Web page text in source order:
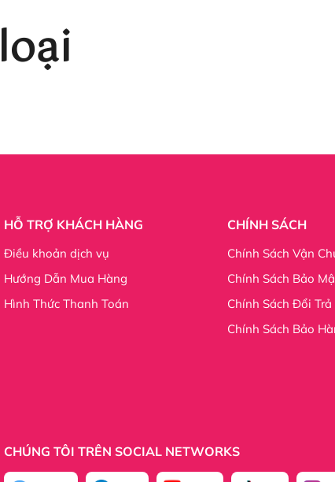
HỖ TRỢ KHÁCH HÀNG
Điều khoản dịch vụ
Hướng Dẫn Mua Hàng
Hình Thức Thanh Toán
CHÍNH SÁCH
Chính Sách Vận
Chính Sách Bảo
Chính Sách Đổi Trả
Chính Sách Bảo
CHÚNG TÔI TRÊN SOCIAL NETWORKS